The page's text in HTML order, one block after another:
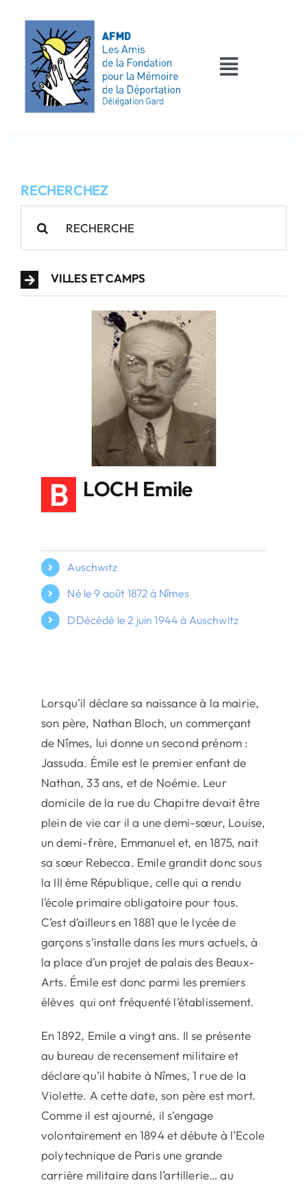
contenu
Toggle
AFMD 30
Les victimes
RECHERCHEZ
VILLES ET CAMPS
B LOCH Emile
Auschwitz
Né le 9 août 1872 à Nîmes
DDécédé le 2 juin 1944 à Auschwitz
Lorsqu’il déclare sa naissance à la mairie,
son père, Nathan Bloch, un commerçant
de Nîmes, lui donne un second prénom :
Jassuda. Émile est le premier enfant de
Nathan, 33 ans, et de Noémie. Leur
domicile de la rue du Chapitre devait être
plein de vie car il a une demi-sœur, Louise,
un demi-frère, Emmanuel et, en 1875, nait
sa sœur Rebecca. Emile grandit donc sous
la III ème République, celle qui a rendu
l’école primaire obligatoire pour tous.
C’est d’ailleurs en 1881 que le lycée de
garçons s’installe dans les murs actuels, à
la place d’un projet de palais des Beaux-
Arts. Émile est donc parmi les premiers
élèves qui ont fréquenté l’établissement.
En 1892, Emile a vingt ans. Il se présente
au bureau de recensement militaire et
déclare qu’il habite à Nîmes, 1 rue de la
Violette. A cette date, son père est mort.
Comme il est ajourné, il s’engage
volontairement en 1894 et débute à l’Ecole
polytechnique de Paris une grande
carrière militaire dans l’artillerie… au